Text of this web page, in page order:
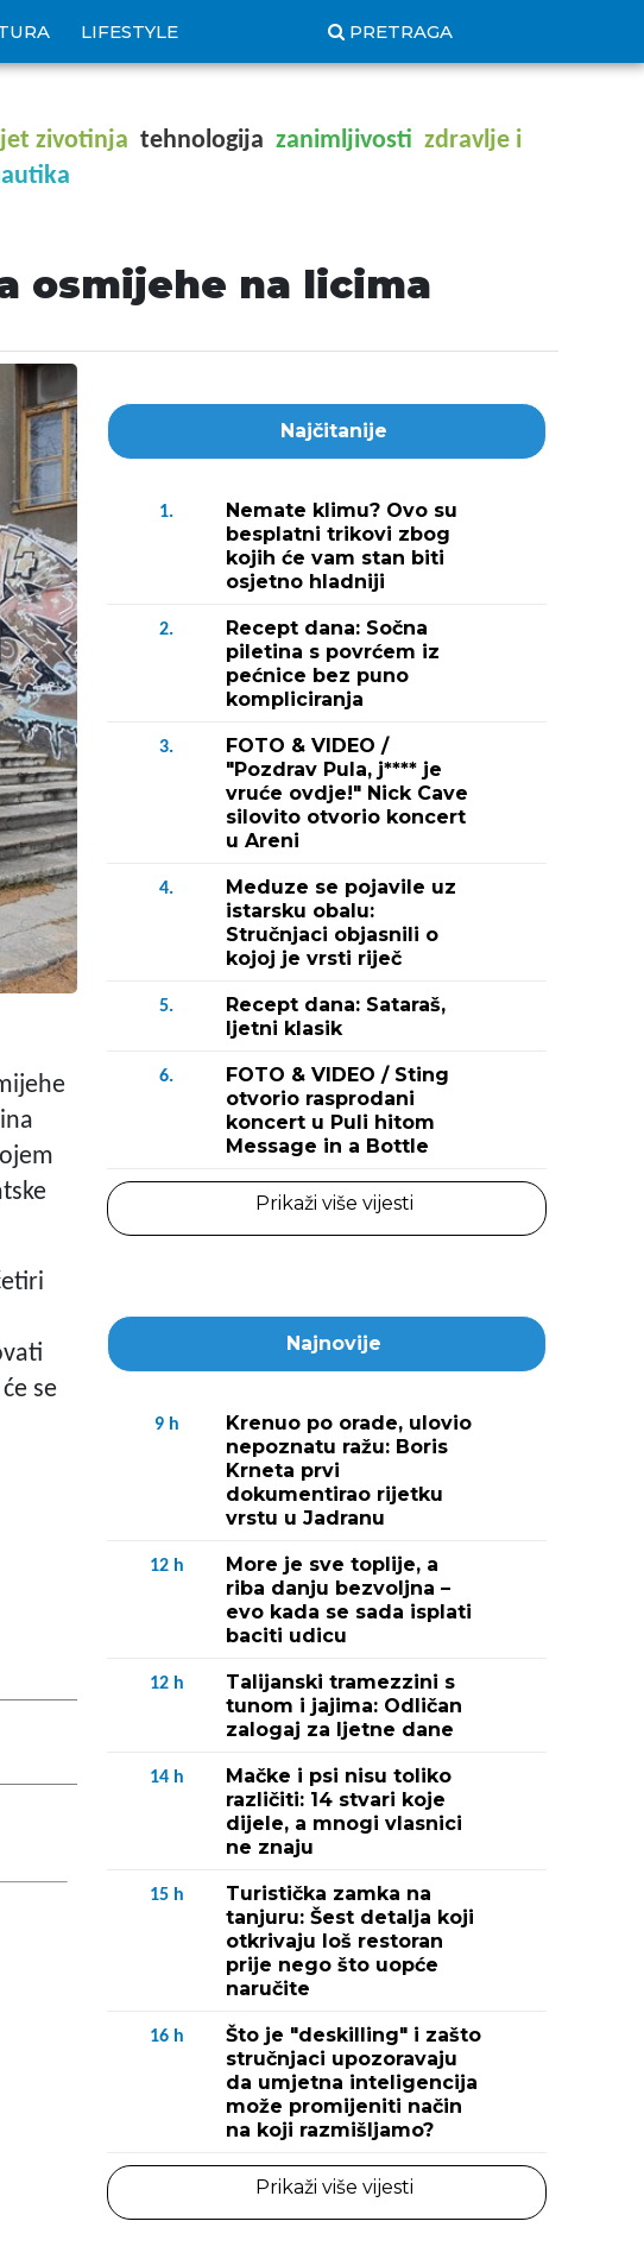
LIFESTYLE PRETRAGA
zivotinja tehnologija zanimljivosti zdravlje i
osmijehe na licima
se
Najčitanije
1.
Nemate klimu? Ovo su
besplatni trikovi zbog
kojih će vam stan biti
osjetno hladniji
2.
Recept dana: Sočna
piletina s povrćem iz
pećnice bez puno
kompliciranja
3.
FOTO & VIDEO /
"Pozdrav Pula, j**** je
vruće ovdje!" Nick Cave
silovito otvorio koncert
u Areni
4.
Meduze se pojavile uz
istarsku obalu:
Stručnjaci objasnili o
kojoj je vrsti riječ
5.
Recept dana: Sataraš,
ljetni klasik
6.
FOTO & VIDEO / Sting
otvorio rasprodani
koncert u Puli hitom
Message in a Bottle
Prikaži više vijesti
Najnovije
9 h
Krenuo po orade, ulovio
nepoznatu ražu: Boris
Krneta prvi
dokumentirao rijetku
vrstu u Jadranu
12 h
More je sve toplije, a
riba danju bezvoljna –
evo kada se sada isplati
baciti udicu
12 h
Talijanski tramezzini s
tunom i jajima: Odličan
zalogaj za ljetne dane
14 h
Mačke i psi nisu toliko
različiti: 14 stvari koje
dijele, a mnogi vlasnici
ne znaju
15 h
Turistička zamka na
tanjuru: Šest detalja koji
otkrivaju loš restoran
prije nego što uopće
naručite
16 h
Što je "deskilling" i zašto
stručnjaci upozoravaju
da umjetna inteligencija
može promijeniti način
na koji razmišljamo?
Prikaži više vijesti